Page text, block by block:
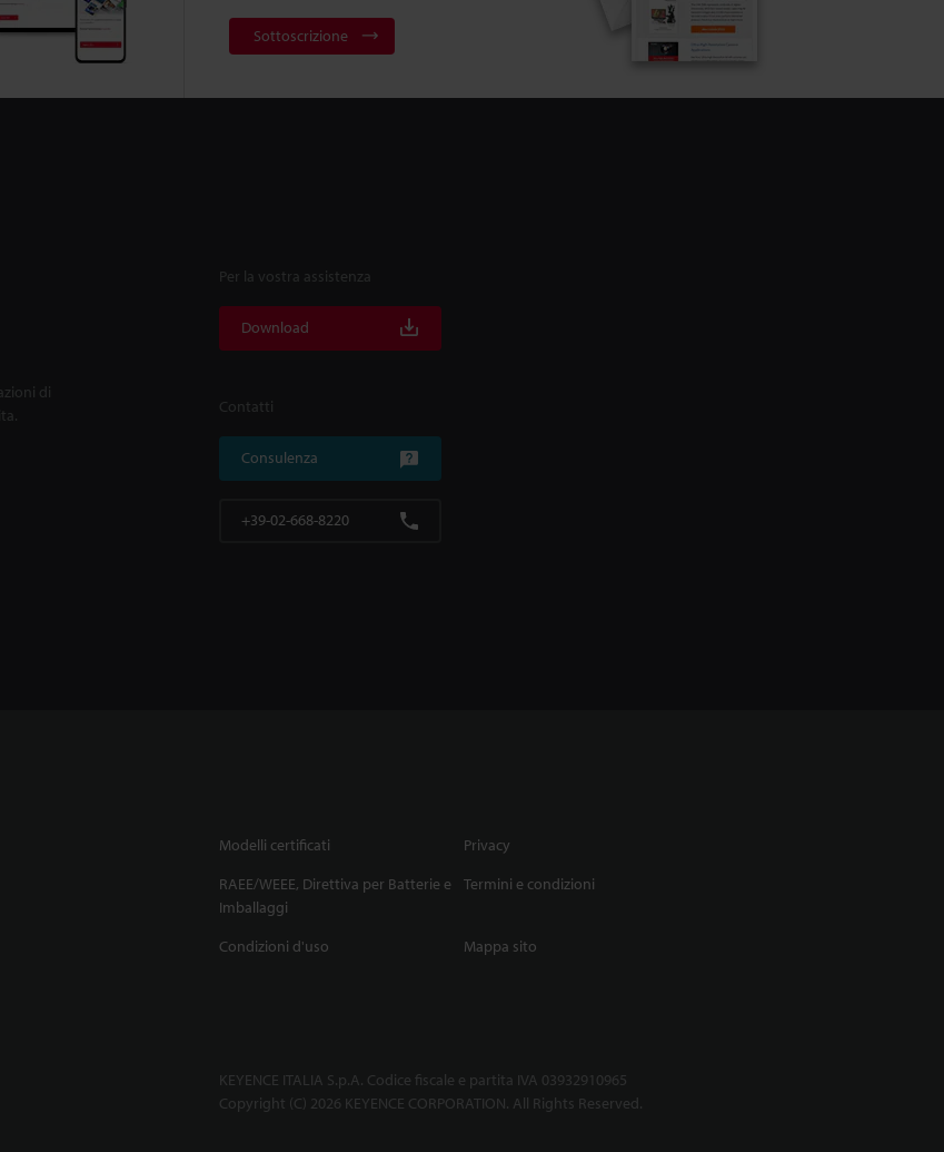
Sottoscrizione
di
Per la vostra assistenza
Download
Contatti
Consulenza
+39-02-668-8220
Modelli certificati
Privacy
RAEE/WEEE, Direttiva per Batterie e
Imballaggi
Termini e condizioni
Condizioni d'uso Mappa sito
KEYENCE ITALIA S.p.A. Codice fiscale e partita IVA 03932910965
Copyright (C) 2026 KEYENCE CORPORATION. All Rights Reserved.